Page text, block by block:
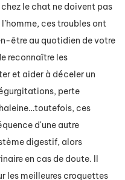
le chat ne doivent pas
ces troubles ont
être au quotidien de votre
reconnaître les
et aider à déceler un
perte
ces
d'une autre
digestif, alors
en cas de doute. Il
les meilleures croquettes